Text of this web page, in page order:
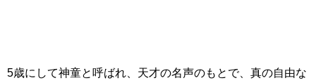
5歳にして神童と呼ばれ、天才の名声のもとで、真の自由な